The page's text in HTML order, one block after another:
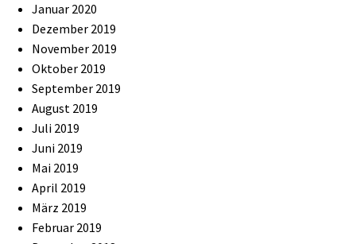
Januar 2020
Dezember 2019
November 2019
Oktober 2019
September 2019
August 2019
Juli 2019
Juni 2019
Mai 2019
April 2019
März 2019
Februar 2019